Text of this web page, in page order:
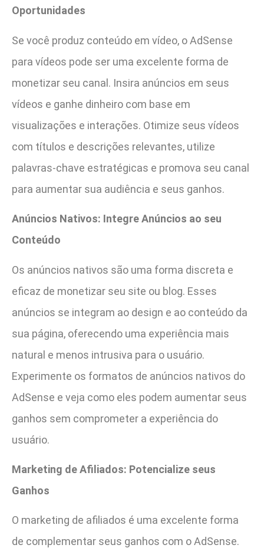
Oportunidades
Se você produz conteúdo em vídeo, o AdSense
para vídeos pode ser uma excelente forma de
monetizar seu canal. Insira anúncios em seus
vídeos e ganhe dinheiro com base em
visualizações e interações. Otimize seus vídeos
com títulos e descrições relevantes, utilize
palavras-chave estratégicas e promova seu canal
para aumentar sua audiência e seus ganhos.
Anúncios Nativos: Integre Anúncios ao seu
Conteúdo
Os anúncios nativos são uma forma discreta e
eficaz de monetizar seu site ou blog. Esses
anúncios se integram ao design e ao conteúdo da
sua página, oferecendo uma experiência mais
natural e menos intrusiva para o usuário.
Experimente os formatos de anúncios nativos do
AdSense e veja como eles podem aumentar seus
ganhos sem comprometer a experiência do
usuário.
Marketing de Afiliados: Potencialize seus
Ganhos
O marketing de afiliados é uma excelente forma
de complementar seus ganhos com o AdSense.